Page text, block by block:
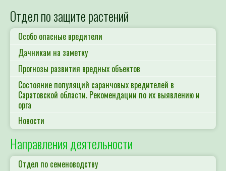
Отдел по защите растений
Особо опасные вредители
Дачникам на заметку
Прогнозы развития вредных объектов
Состояние популяций саранчовых вредителей в
Саратовской области. Рекомендации по их выявлению и
орга
Новости
Направления деятельности
Отдел по семеноводству